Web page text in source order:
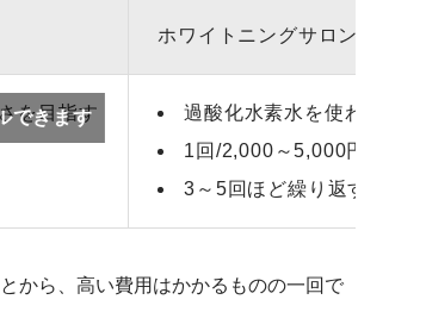
ホワイトニングサロン
を目指す
過酸化水素水を使わず着色
1回/2,000～5,000円と低
3～5回ほど繰り返すこと
きます
から、高い費用はかかるものの一回で